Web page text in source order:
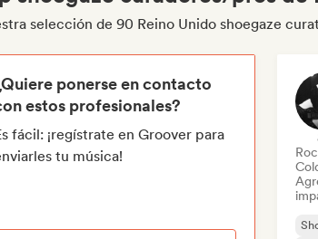
selección de 90 Reino Unido shoegaze
ponerse en contacto
estos profesionales?
fácil: ¡regístrate en Groover para
tu música!